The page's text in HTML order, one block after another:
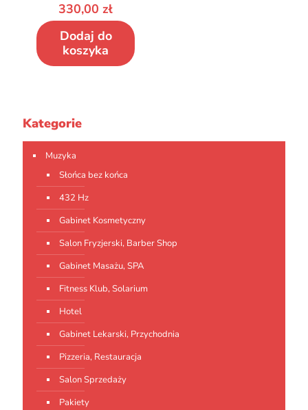
330,00zł
Dodaj do
koszyka
Kategorie
Muzyka
Słońca bez końca
432 Hz
Gabinet Kosmetyczny
Salon Fryzjerski, Barber Shop
Gabinet Masażu, SPA
Fitness Klub, Solarium
Hotel
Gabinet Lekarski, Przychodnia
Pizzeria, Restauracja
Salon Sprzedaży
Pakiety